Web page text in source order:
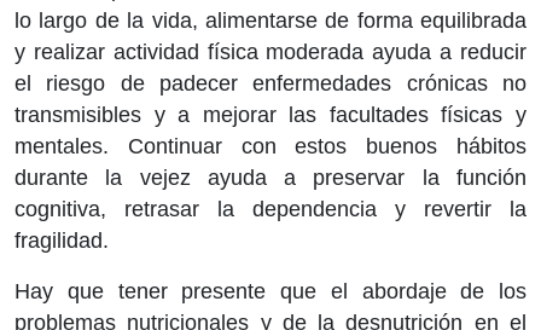
lo largo de la vida, alimentarse de forma equilibrada
y realizar actividad física moderada ayuda a reducir
el riesgo de padecer enfermedades crónicas no
transmisibles y a mejorar las facultades físicas y
mentales. Continuar con estos buenos hábitos
durante la vejez ayuda a preservar la función
cognitiva, retrasar la dependencia y revertir la
fragilidad.
Hay que tener presente que el abordaje de los
problemas nutricionales y de la desnutrición en el